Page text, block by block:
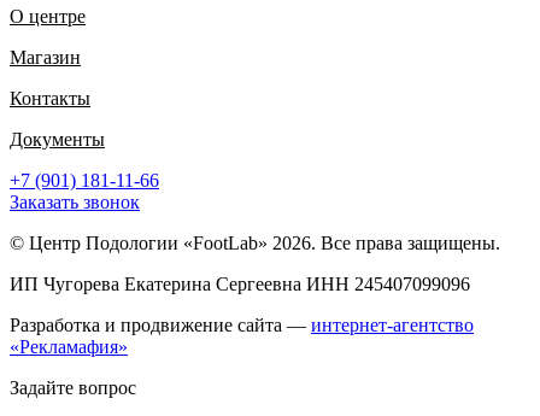
О центре
Магазин
Контакты
Документы
+7 (901) 181-11-66
Заказать звонок
© Центр Подологии «FootLab» 2026. Все права защищены.
ИП Чугорева Екатерина Сергеевна ИНН 245407099096
Разработка и продвижение сайта — интернет-агентство
«Рекламафия»
Задайте вопрос